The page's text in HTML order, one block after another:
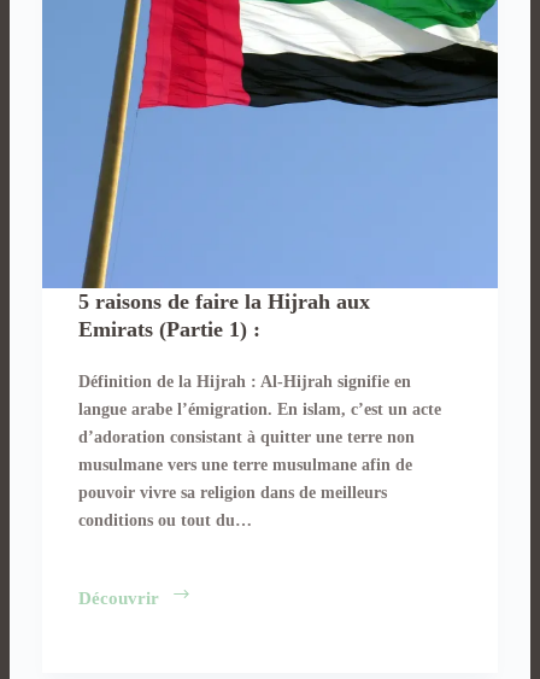
5 raisons de faire la Hijrah aux
Emirats (Partie 1) :
Définition de la Hijrah : Al-Hijrah signifie en
langue arabe l’émigration. En islam, c’est un acte
d’adoration consistant à quitter une terre non
musulmane vers une terre musulmane afin de
pouvoir vivre sa religion dans de meilleurs
conditions ou tout du…
Découvrir
5